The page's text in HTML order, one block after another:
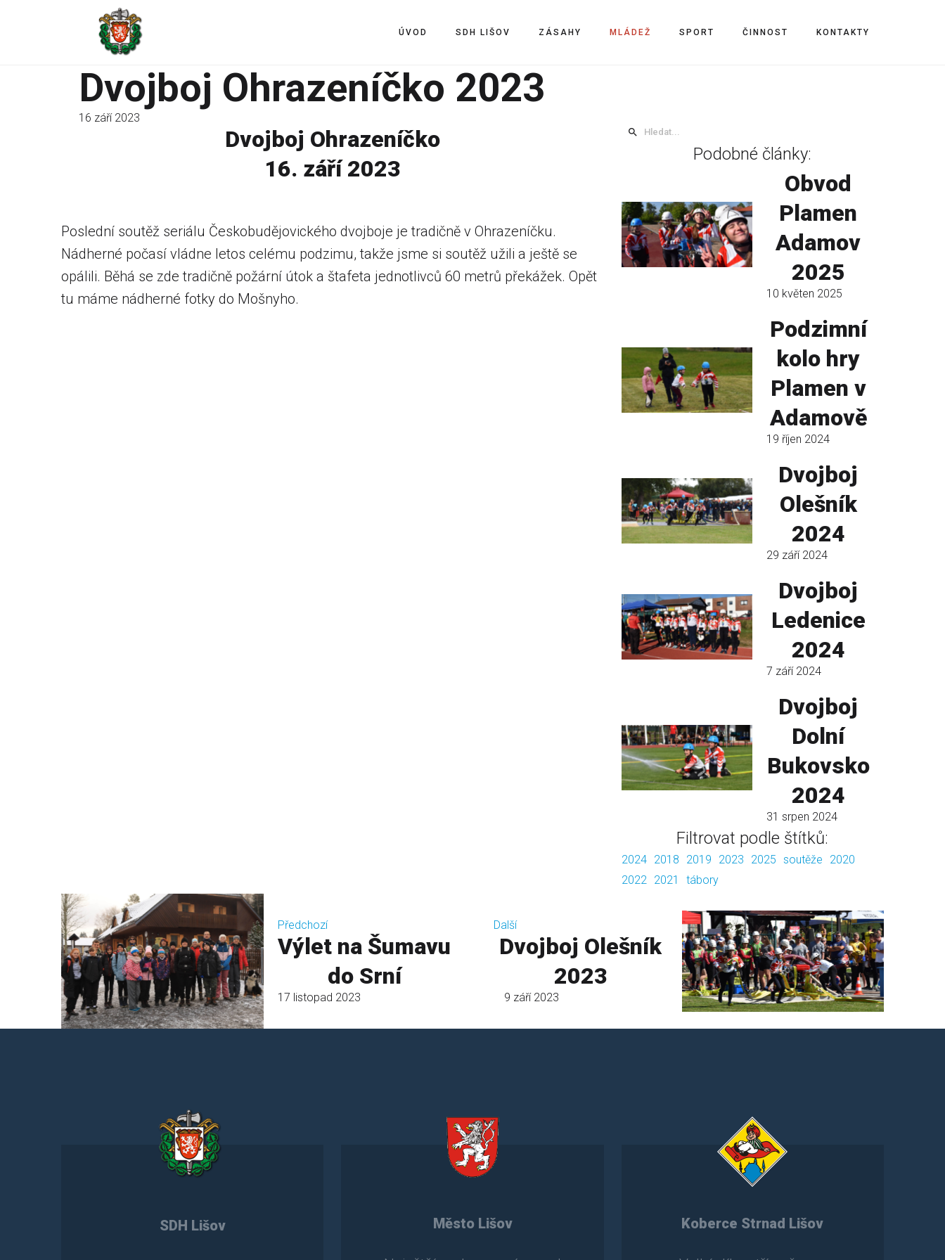
ÚVOD SDH LIŠOV ZÁSAHY MLÁDEŽ SPORT ČINNOST KONTAKTY
Dvojboj Ohrazeníčko 2023
16 září 2023
Dvojboj Ohrazeníčko
16. září 2023
Poslední soutěž seriálu Českobudějovického dvojboje je tradičně v Ohrazeníčku.
Nádherné počasí vládne letos celému podzimu, takže jsme si soutěž užili a ještě se
opálili. Běhá se zde tradičně požární útok a štafeta jednotlivců 60 metrů překážek. Opět
tu máme nádherné fotky do Mošnyho.
Podobné články:
Obvod
Plamen
Adamov
2025
10 květen 2025
Podzimní
kolo hry
Plamen v
Adamově
19 říjen 2024
Dvojboj
Olešník
2024
29 září 2024
Dvojboj
Ledenice
2024
7 září 2024
Dvojboj
Dolní
Bukovsko
2024
31 srpen 2024
Filtrovat podle štítků:
2024 2018 2019 2023 2025 soutěže
2020
2022
2021 tábory
Předchozí
Výlet na Šumavu
do Srní
17 listopad 2023
Další
Dvojboj Olešník
2023
9 září 2023
SDH Lišov Město Lišov Koberce Strnad Lišov